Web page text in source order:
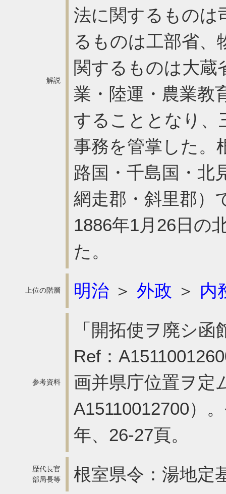
解説
法に関するものは
るものは工部省、
関するものは大蔵
業・陸運・農業教
することとなり、
事務を管掌した。
路国・千島国・北
網走郡・斜里郡）
1886年1月26日の
た。
上位の階層 明治 ＞ 外政 ＞ 内
参考資料
「開拓使ヲ廃シ
Ref：
画并県庁位置ヲ定
A15110012700）
年、26-27頁。
歴代長官
部局長等
根室県令：湯地定